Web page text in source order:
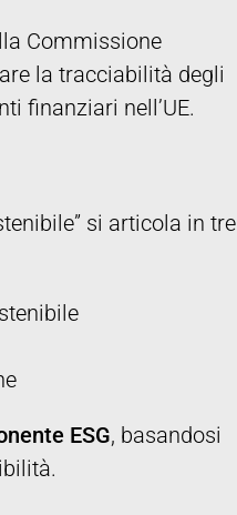
Commissione
la tracciabilità degli
finanziari nell’UE.
si articola in tre
ESG, basandosi